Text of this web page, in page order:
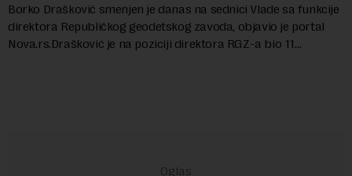
Borko Drašković smenjen je danas na sednici Vlade sa funkcije
direktora Republičkog geodetskog zavoda, objavio je portal
Nova.rs.Drašković je na poziciji direktora RGZ-a bio 11